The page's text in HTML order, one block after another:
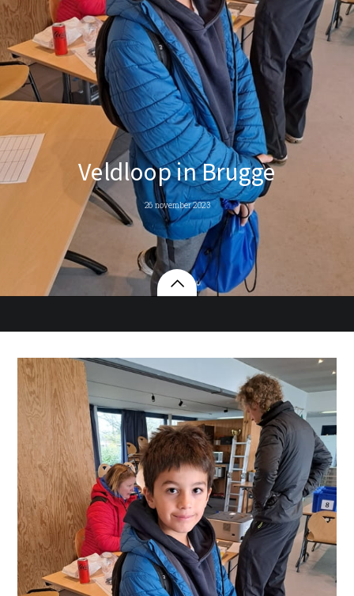
Veldloop in Brugge
26 november 2023